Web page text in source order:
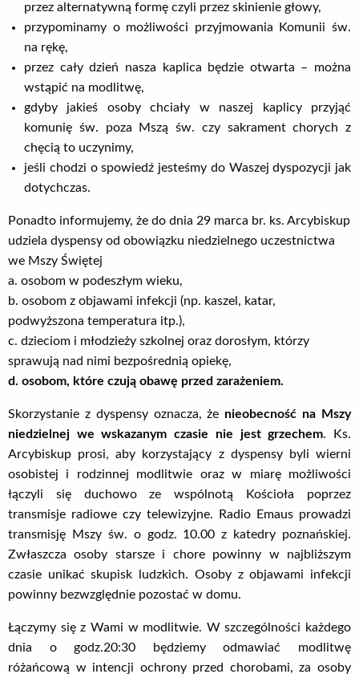
przez alternatywną formę czyli przez skinienie głowy,
przypominamy o możliwości przyjmowania Komunii św.
na rękę,
przez cały dzień nasza kaplica będzie otwarta – można
wstąpić na modlitwę,
gdyby jakieś osoby chciały w naszej kaplicy przyjąć
komunię św. poza Mszą św. czy sakrament chorych z
chęcią to uczynimy,
jeśli chodzi o spowiedź jesteśmy do Waszej dyspozycji jak
dotychczas.
Ponadto informujemy, że do dnia 29 marca br. ks. Arcybiskup
udziela dyspensy od obowiązku niedzielnego uczestnictwa
we Mszy Świętej
a. osobom w podeszłym wieku,
b. osobom z objawami infekcji (np. kaszel, katar,
podwyższona temperatura itp.),
c. dzieciom i młodzieży szkolnej oraz dorosłym, którzy
sprawują nad nimi bezpośrednią opiekę,
d. osobom, które czują obawę przed zarażeniem.
Skorzystanie z dyspensy oznacza, że nieobecność na Mszy
niedzielnej we wskazanym czasie nie jest grzechem. Ks.
Arcybiskup prosi, aby korzystający z dyspensy byli wierni
osobistej i rodzinnej modlitwie oraz w miarę możliwości
łączyli się duchowo ze wspólnotą Kościoła poprzez
transmisje radiowe czy telewizyjne. Radio Emaus prowadzi
transmisję Mszy św. o godz. 10.00 z katedry poznańskiej.
Zwłaszcza osoby starsze i chore powinny w najbliższym
czasie unikać skupisk ludzkich. Osoby z objawami infekcji
powinny bezwzględnie pozostać w domu.
Łączymy się z Wami w modlitwie. W szczególności każdego
dnia o godz.20:30 będziemy odmawiać modlitwę
różańcową w intencji ochrony przed chorobami, za osoby